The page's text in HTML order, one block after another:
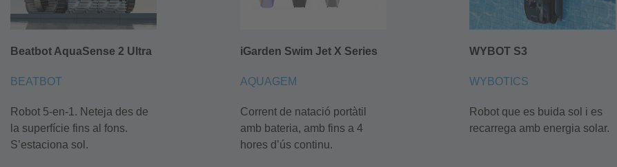
Beatbot AquaSense 2 Ultra
BEATBOT
Robot 5-en-1. Neteja des de
la superfície fins al fons.
S’estaciona sol.
iGarden Swim Jet X Series
AQUAGEM
Corrent de natació portàtil
amb bateria, amb fins a 4
hores d’ús continu.
WYBOT S3
WYBOTICS
Robot que es buida sol i es
recarrega amb energia solar.